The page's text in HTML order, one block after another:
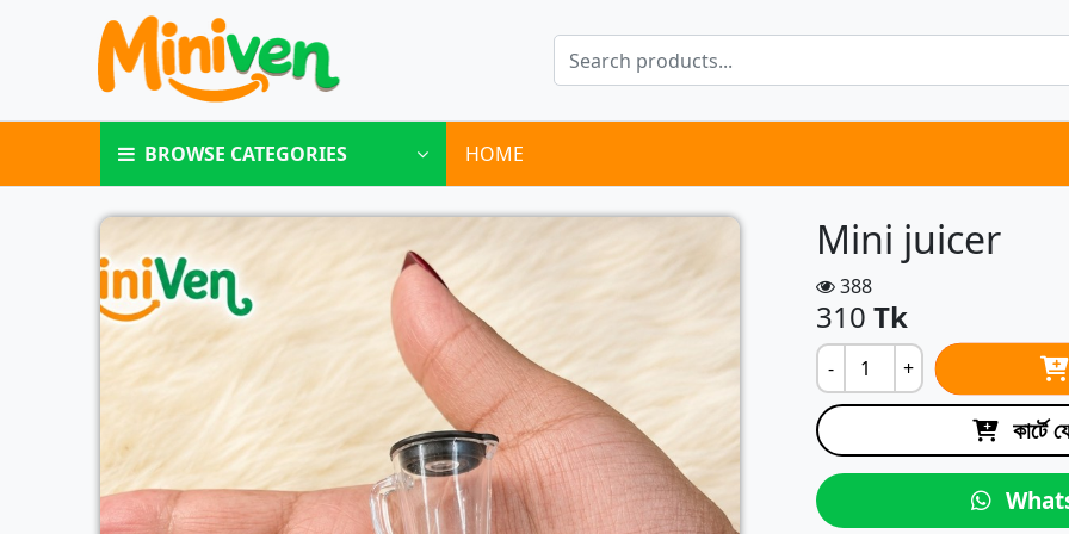
BROWSE CATEGORIES HOME
Mini juicer
388
310 Tk
- +
কার্টে